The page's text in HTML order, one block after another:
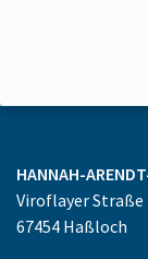
HANNAH-
Viroflayer Straße
67454 Haßloch